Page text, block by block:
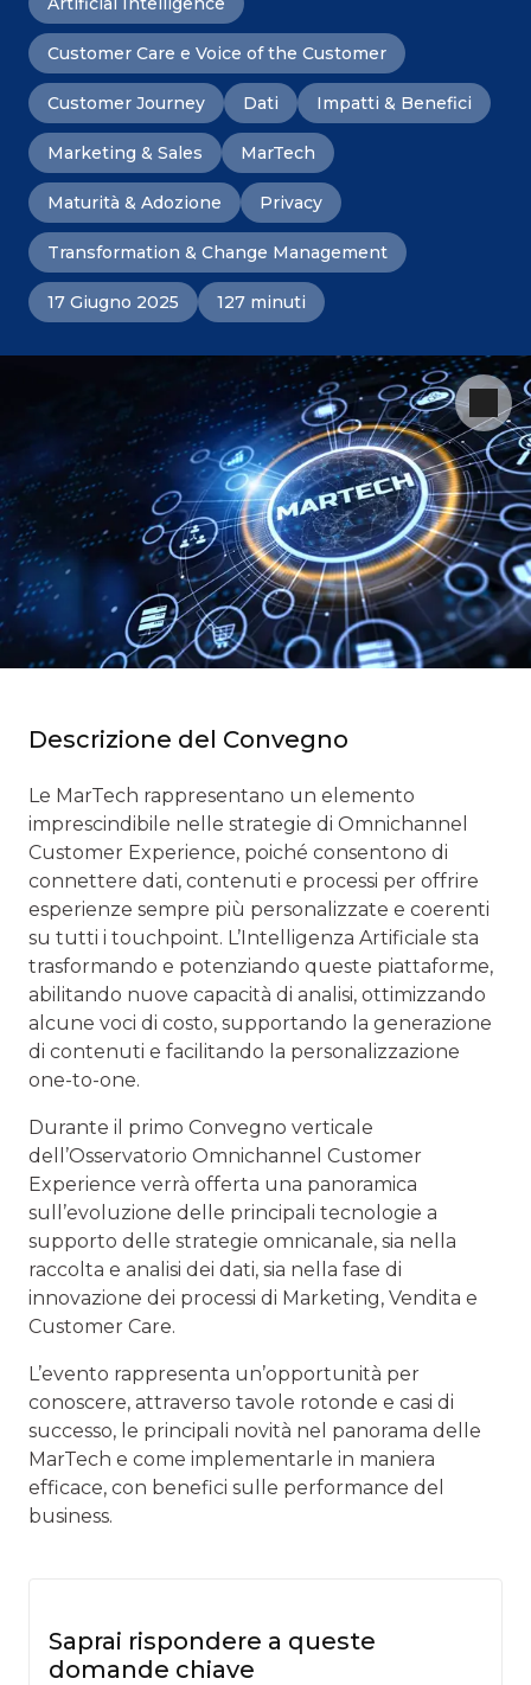
Customer Care e Voice of the Customer
Customer Journey Dati Impatti & Benefici
Marketing & Sales MarTech
Maturità & Adozione Privacy
Transformation & Change Management
17 Giugno 2025 127 minuti
Descrizione del Convegno
Le MarTech rappresentano un elemento
imprescindibile nelle strategie di Omnichannel
Customer Experience, poiché consentono di
connettere dati, contenuti e processi per offrire
esperienze sempre più personalizzate e coerenti
su tutti i touchpoint. L’Intelligenza Artificiale sta
trasformando e potenziando queste piattaforme,
abilitando nuove capacità di analisi, ottimizzando
alcune voci di costo, supportando la generazione
di contenuti e facilitando la personalizzazione
one-to-one.
Durante il primo Convegno verticale
dell’Osservatorio Omnichannel Customer
Experience verrà offerta una panoramica
sull’evoluzione delle principali tecnologie a
supporto delle strategie omnicanale, sia nella
raccolta e analisi dei dati, sia nella fase di
innovazione dei processi di Marketing, Vendita e
Customer Care.
L’evento rappresenta un’opportunità per
conoscere, attraverso tavole rotonde e casi di
successo, le principali novità nel panorama delle
MarTech e come implementarle in maniera
efficace, con benefici sulle performance del
business.
Saprai rispondere a queste
domande chiave